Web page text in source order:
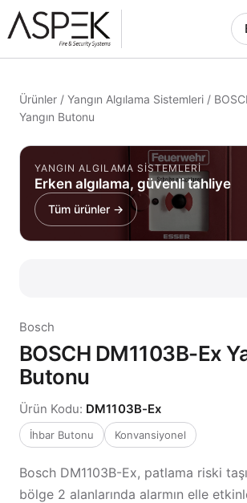
Ürünler / Yangın Algılama Sistemleri /
Yangın Butonu
YANGIN ALGILAMA SISTEMLERI
Erken algılama, güvenli tahliye
Tüm ürünler →
Bosch
BOSCH DM1103B-Ex
Butonu
Ürün Kodu: DM1103B-Ex
İhbar Butonu Konvansiyonel
Bosch DM1103B-Ex, patlama riski
bölge 2 alanlarında alarmın elle